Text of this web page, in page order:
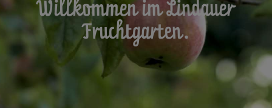
Willkommen im Lindauer
Fruchtgarten.